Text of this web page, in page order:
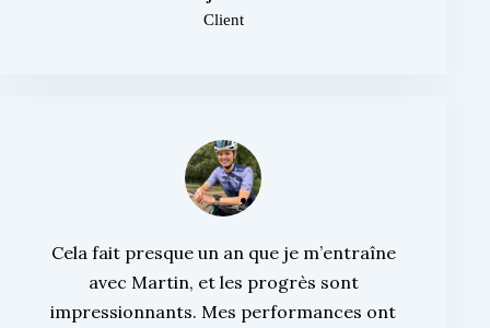
Client
Cela fait presque un an que je m’entraîne
avec Martin, et les progrès sont
impressionnants. Mes performances ont